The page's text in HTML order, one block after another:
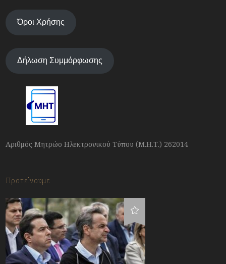
Όροι Χρήσης
Δήλωση Συμμόρφωσης
Αριθμός Μητρώο Ηλεκτρονικού Τύπου (Μ.Η.Τ.) 262014
Προτείνουμε